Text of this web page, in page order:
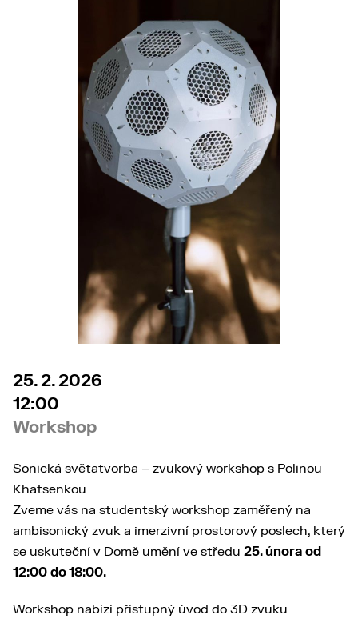
25. 2. 2026
12:00
Workshop
Sonická světatvorba – zvukový workshop s Polinou
Khatsenkou
Zveme vás na studentský workshop zaměřený na
ambisonický zvuk a imerzivní prostorový poslech, který
se uskuteční v Domě umění ve středu 25. února od
12:00 do 18:00.
Workshop nabízí přístupný úvod do 3D zvuku